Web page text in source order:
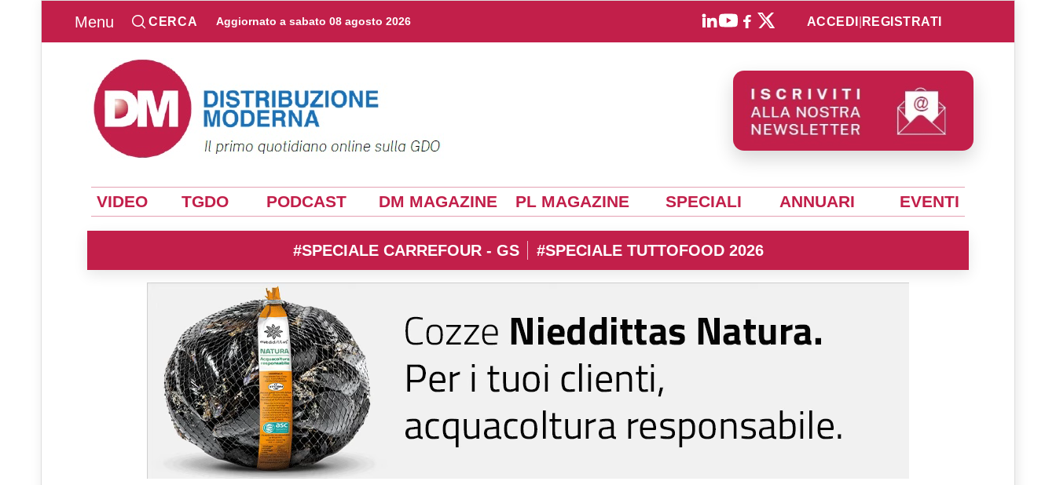
Menu CERCA Aggiornato a sabato 08 agosto 2026 ACCEDI REGISTRATI
VIDEO TGDO PODCAST DM MAGAZINE PL MAGAZINE SPECIALI ANNUARI EVENTI
#SPECIALE CARREFOUR - GS #SPECIALE TUTTOFOOD 2026